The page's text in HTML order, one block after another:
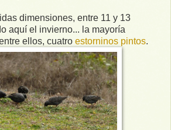
dimensiones, entre 11 y 13
aquí el invierno... la mayoría
ellos, cuatro estorninos pintos.